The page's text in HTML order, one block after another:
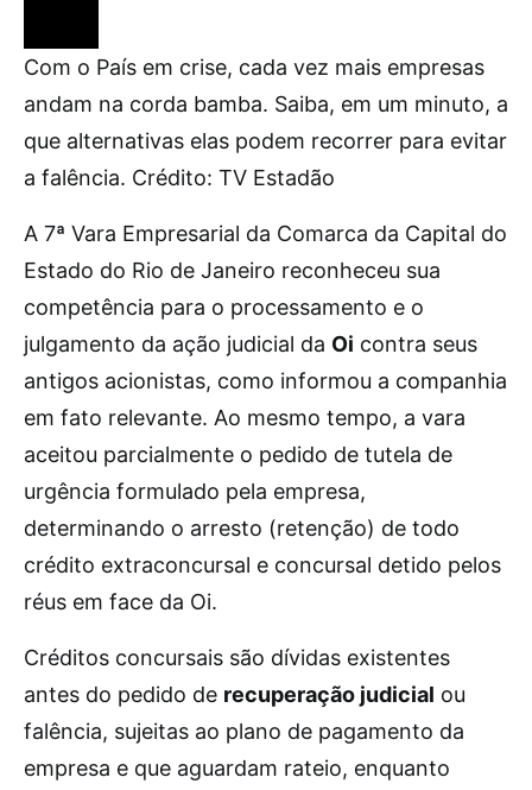
Com o País em crise, cada vez mais empresas
andam na corda bamba. Saiba, em um minuto, a
que alternativas elas podem recorrer para evitar
a falência. Crédito: TV Estadão
A 7ª Vara Empresarial da Comarca da Capital do
Estado do Rio de Janeiro reconheceu sua
competência para o processamento e o
julgamento da ação judicial da Oi contra seus
antigos acionistas, como informou a companhia
em fato relevante. Ao mesmo tempo, a vara
aceitou parcialmente o pedido de tutela de
urgência formulado pela empresa,
determinando o arresto (retenção) de todo
crédito extraconcursal e concursal detido pelos
réus em face da Oi.
Créditos concursais são dívidas existentes
antes do pedido de recuperação judicial ou
falência, sujeitas ao plano de pagamento da
empresa e que aguardam rateio, enquanto